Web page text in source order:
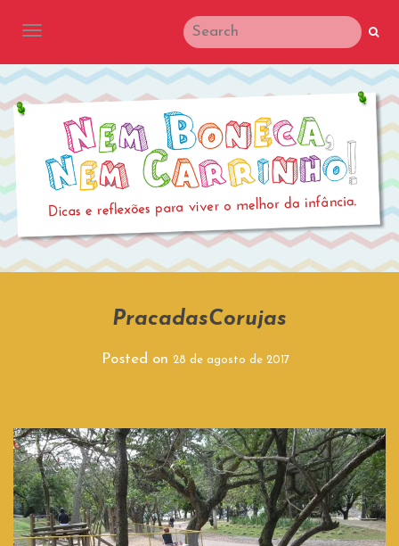
TOGGLE NAVIGATION
PracadasCorujas
Posted on 28 de agosto de 2017